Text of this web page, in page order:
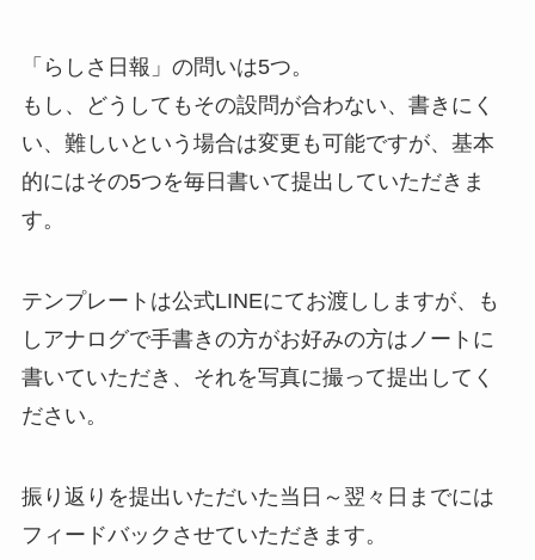
「らしさ日報」の問いは5つ。
もし、どうしてもその設問が合わない、書きにく
い、難しいという場合は変更も可能ですが、基本
的にはその5つを毎日書いて提出していただきま
す。
テンプレートは公式LINEにてお渡ししますが、も
しアナログで手書きの方がお好みの方はノートに
書いていただき、それを写真に撮って提出してく
ださい。
振り返りを提出いただいた当日～翌々日までには
フィードバックさせていただきます。